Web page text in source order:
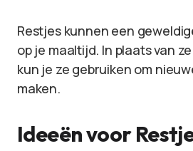
Restjes kunnen een
op je maaltijd. In plaats van
kun je ze gebruiken om
maken.
Ideeën voor